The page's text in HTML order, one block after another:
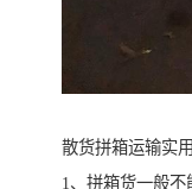
散货拼箱运输实用
1、拼箱货一般